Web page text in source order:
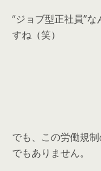
“ジョブ型正社員”
すね（笑）
でも、この労働規
でもありません。